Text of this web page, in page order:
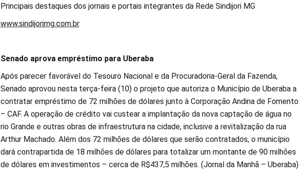
Principais destaques dos jornais e portais integrantes da Rede Sindijori MG
www.sindijorimg.com.br
Senado aprova empréstimo para Uberaba
Após parecer favorável do Tesouro Nacional e da Procuradoria-Geral da Fazenda,
Senado aprovou nesta terça-feira (10) o projeto que autoriza o Município de Uberaba a
contratar empréstimo de 72 milhões de dólares junto à Corporação Andina de Fomento
– CAF. A operação de crédito vai custear a implantação da nova captação de água no
rio Grande e outras obras de infraestrutura na cidade, inclusive a revitalização da rua
Arthur Machado. Além dos 72 milhões de dólares que serão contratados, o município
dará contrapartida de 18 milhões de dólares para totalizar um montante de 90 milhões
de dólares em investimentos – cerca de R$437,5 milhões. (Jornal da Manhã – Uberaba)